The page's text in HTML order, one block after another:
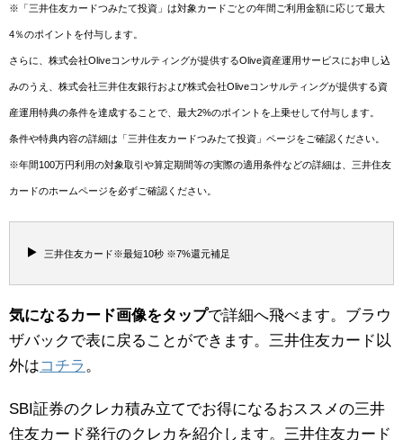
※「三井住友カードつみたて投資」は対象カードごとの年間ご利用金額に応じて最大
4％のポイントを付与します。
さらに、株式会社Oliveコンサルティングが提供するOlive資産運用サービスにお申し込
みのうえ、株式会社三井住友銀行および株式会社Oliveコンサルティングが提供する資
産運用特典の条件を達成することで、最大2%のポイントを上乗せして付与します。
条件や特典内容の詳細は「三井住友カードつみたて投資」ページをご確認ください。
※年間100万円利用の対象取引や算定期間等の実際の適用条件などの詳細は、三井住友
カードのホームページを必ずご確認ください。
三井住友カード※最短10秒 ※7%還元補足
気になるカード画像をタップで詳細へ飛べます。ブラウ
ザバックで表に戻ることができます。三井住友カード以
外はコチラ 。
SBI証券のクレカ積み立てでお得になるおススメの三井
住友カード発行のクレカを紹介します。三井住友カード